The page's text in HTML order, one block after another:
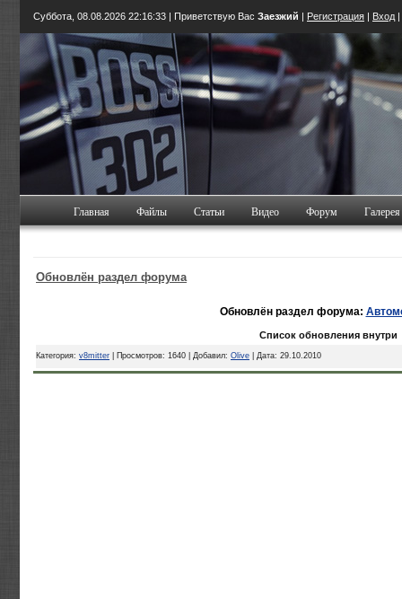
Суббота, 08.08.2026 22:16:34 | Приветствую Вас Заезжий | Регистрация | Вход |
Главная Файлы Статьи Видео Форум Галерея
Обновлён раздел форума
Обновлён раздел форума:
Список обновления внутри
Категория: v8mitter | Просмотров: 1640 | Добавил: Olive | Дата: 29.10.2010